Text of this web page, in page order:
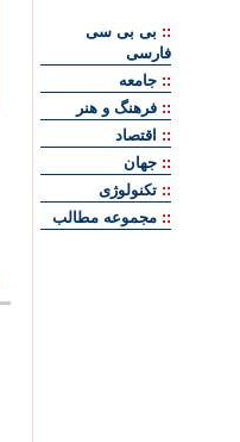
:: بی بی سی
فارسی
:: جامعه
:: فرهنگ و هنر
:: اقتصاد
:: جهان
:: تکنولوژی
:: مجموعه مطالب